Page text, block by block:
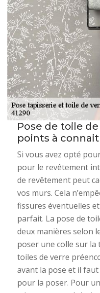
Pose de toile
points à
Si vous avez opté
pour le revêtement
de revêtement peut
vos murs. Cela
fissures éventuelles
parfait. La pose de
deux manières selon
poser une colle sur la
toiles de verre
avant la pose et il
pour la poser. Pour